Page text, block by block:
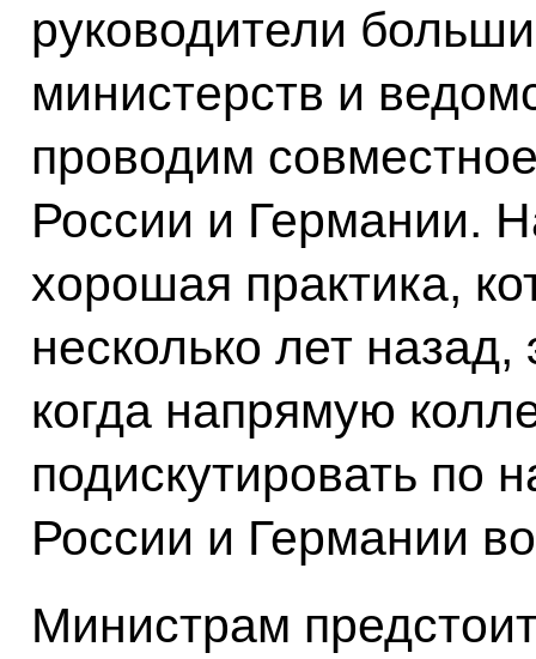
руководители
министерств и
проводим
России и Германии.
хорошая практика,
несколько лет
когда напрямую
подискутировать по
России и Германии
Министрам